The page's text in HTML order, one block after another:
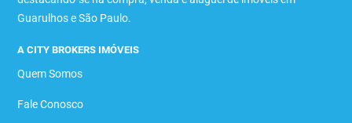
Guarulhos e São Paulo.
A CITY BROKERS IMÓVEIS
Quem Somos
Fale Conosco